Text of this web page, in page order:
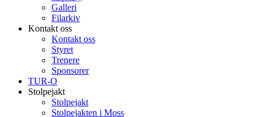
Galleri
Filarkiv
Kontakt oss
Kontakt oss
Styret
Trenere
Sponsorer
TUR-O
Stolpejakt
Stolpejakt
Stolpejakten i Moss